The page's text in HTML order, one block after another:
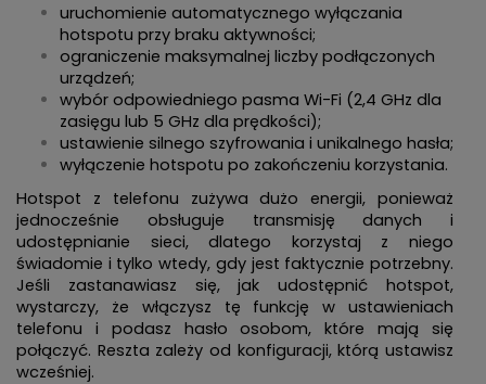
uruchomienie automatycznego wyłączania
hotspotu przy braku aktywności;
ograniczenie maksymalnej liczby podłączonych
urządzeń;
wybór odpowiedniego pasma Wi-Fi (2,4 GHz dla
zasięgu lub 5 GHz dla prędkości);
ustawienie silnego szyfrowania i unikalnego hasła;
wyłączenie hotspotu po zakończeniu korzystania.
Hotspot z telefonu zużywa dużo energii, ponieważ
jednocześnie obsługuje transmisję danych i
udostępnianie sieci, dlatego korzystaj z niego
świadomie i tylko wtedy, gdy jest faktycznie potrzebny.
Jeśli zastanawiasz się, jak udostępnić hotspot,
wystarczy, że włączysz tę funkcję w ustawieniach
telefonu i podasz hasło osobom, które mają się
połączyć. Reszta zależy od konfiguracji, którą ustawisz
wcześniej.